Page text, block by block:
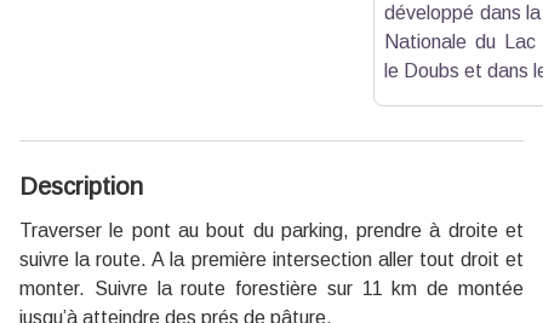
développé dans
Nationale du
le Doubs et dans
Description
Traverser le pont au bout du parking, prendre à droite et
suivre la route. A la première intersection aller tout droit et
monter. Suivre la route forestière sur 11 km de montée
jusqu’à atteindre des prés de pâture.